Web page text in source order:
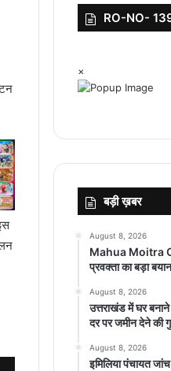
RO-NO-
×
बड़ी ख़बर
August 8, 2026
Mahua Moitra
प्रवक्ता का बड़ा
August 8, 2026
उत्तराखंड में घर
दर पर जमीन देने की
August 8, 2026
इमिलिया पंचायत